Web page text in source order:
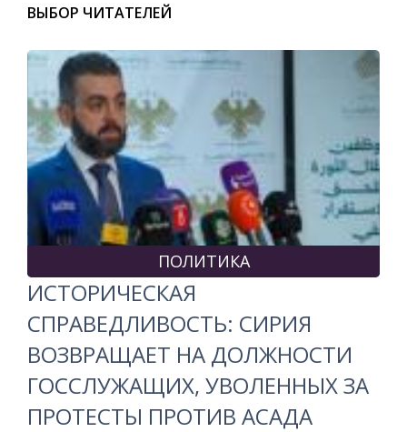
ВЫБОР ЧИТАТЕЛЕЙ
ПОЛИТИКА
ИСТОРИЧЕСКАЯ
СПРАВЕДЛИВОСТЬ: СИРИЯ
ВОЗВРАЩАЕТ НА ДОЛЖНОСТИ
ГОССЛУЖАЩИХ, УВОЛЕННЫХ ЗА
ПРОТЕСТЫ ПРОТИВ АСАДА